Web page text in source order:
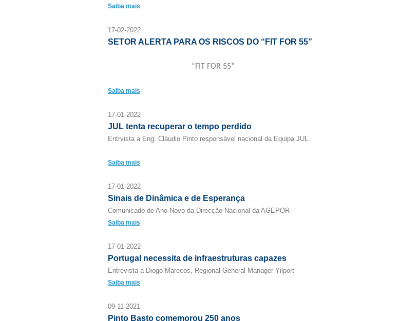
Saiba mais
17-02-2022
SETOR ALERTA PARA OS RISCOS DO “FIT FOR 55”
“FIT FOR 55”
Saiba mais
17-01-2022
JUL tenta recuperar o tempo perdido
Entrvista a Eng. Cláudio Pinto responsável nacional da Equipa JUL.
Saiba mais
17-01-2022
Sinais de Dinâmica e de Esperança
Comunicado de Ano Novo da Direcção Nacional da AGEPOR
Saiba mais
17-01-2022
Portugal necessita de infraestruturas capazes
Entrevista a Diogo Marecos, Regional General Manager Yilport
Saiba mais
09-11-2021
Pinto Basto comemorou 250 anos